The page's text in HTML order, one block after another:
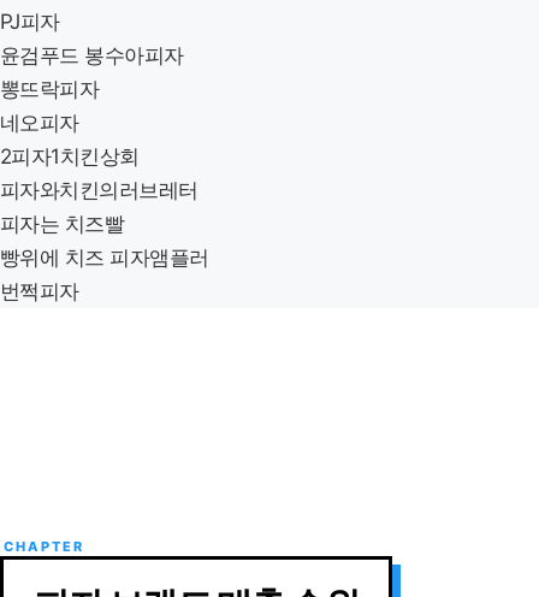
PJ피자
윤검푸드 봉수아피자
뽕뜨락피자
네오피자
2피자1치킨상회
피자와치킨의러브레터
피자는 치즈빨
빵위에 치즈 피자앰플러
번쩍피자